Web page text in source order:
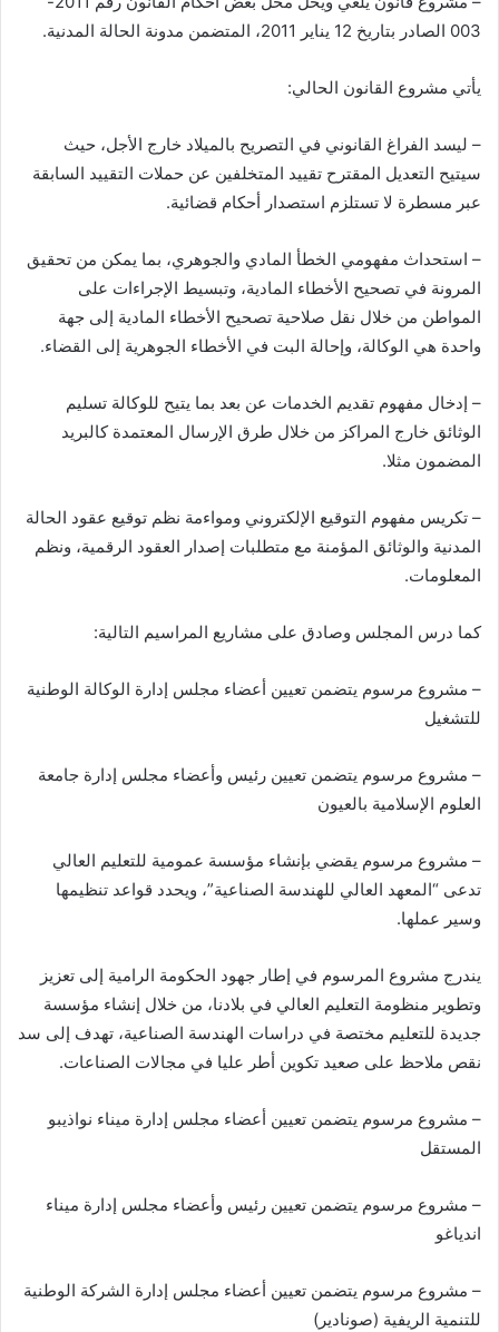
003 الصادر بتاريخ 12 يناير 2011، المتضمن مدونة الحالة المدنية.
يأتي مشروع القانون الحالي:
– ليسد الفراغ القانوني في التصريح بالميلاد خارج الأجل، حيث
سيتيح التعديل المقترح تقييد المتخلفين عن حملات التقييد السابقة
عبر مسطرة لا تستلزم استصدار أحكام قضائية.
– استحداث مفهومي الخطأ المادي والجوهري، بما يمكن من تحقيق
المرونة في تصحيح الأخطاء المادية، وتبسيط الإجراءات على
المواطن من خلال نقل صلاحية تصحيح الأخطاء المادية إلى جهة
واحدة هي الوكالة، وإحالة البت في الأخطاء الجوهرية إلى القضاء.
– إدخال مفهوم تقديم الخدمات عن بعد بما يتيح للوكالة تسليم
الوثائق خارج المراكز من خلال طرق الإرسال المعتمدة كالبريد
المضمون مثلا.
– تكريس مفهوم التوقيع الإلكتروني ومواءمة نظم توقيع عقود الحالة
المدنية والوثائق المؤمنة مع متطلبات إصدار العقود الرقمية، ونظم
المعلومات.
كما درس المجلس وصادق على مشاريع المراسيم التالية:
– مشروع مرسوم يتضمن تعيين أعضاء مجلس إدارة الوكالة الوطنية
للتشغيل
– مشروع مرسوم يتضمن تعيين رئيس وأعضاء مجلس إدارة جامعة
العلوم الإسلامية بالعيون
– مشروع مرسوم يقضي بإنشاء مؤسسة عمومية للتعليم العالي
تدعى “المعهد العالي للهندسة الصناعية”، ويحدد قواعد تنظيمها
وسير عملها.
يندرج مشروع المرسوم في إطار جهود الحكومة الرامية إلى تعزيز
وتطوير منظومة التعليم العالي في بلادنا، من خلال إنشاء مؤسسة
جديدة للتعليم مختصة في دراسات الهندسة الصناعية، تهدف إلى سد
نقص ملاحظ على صعيد تكوين أطر عليا في مجالات الصناعات.
– مشروع مرسوم يتضمن تعيين أعضاء مجلس إدارة ميناء نواذيبو
المستقل
– مشروع مرسوم يتضمن تعيين رئيس وأعضاء مجلس إدارة ميناء
اندياغو
– مشروع مرسوم يتضمن تعيين أعضاء مجلس إدارة الشركة الوطنية
للتنمية الريفية (صونادير)